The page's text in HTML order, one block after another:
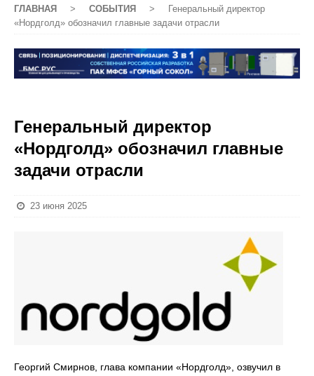
ГЛАВНАЯ > СОБЫТИЯ >
Генеральный директор
«Нордголд» обозначил главные задачи отрасли
Генеральный директор
«Нордголд» обозначил главные
задачи отрасли
23 июня 2025
Георгий Смирнов, глава компании «Нордголд», озвучил в